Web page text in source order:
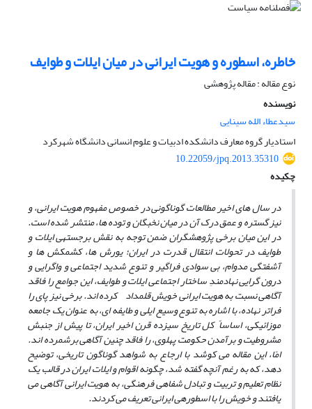
خاطره، اسطوره و هویت ایرانی در میان ایلات و طوایف
نوع مقاله : مقاله پژوهشی
نویسنده
سیدعطاء الله سینایی
استادیار گروه معارف دانشکده ادبیات و علوم انسانی دانشگاه شهرکرد
10.22059/jpq.2013.35310
چکیده
در سال های اخیر مطالعات گوناگونی در خصوص مفهوم هویت ایرانی، و
نیز گستره و عمق درک آن در میان نخبگان و توده ها، منتشر شده است.
در این میان برخی پژوهشگران ضمن توجه به نقش برجسته­ی ایلات و
طوایف در تحولات انتقال قدرت در ایران؛ یورش ها، کشمکش ها و
آشفتگی مدوام، بی سوادی فراگیر و تنوع شدید اجتماعی و واگرایی و
درون گرایی نهادمندِ ساختار اجتماعی ایلات و طوایف، این جوامع را فاقد
آگاهی نسبت به هویت ایرانی خویش قلمداد کرده اند. برخی نیز پای را
فراتر نهاده، با اشاره به تنوع وسیع ایلی و طایفه ای، به عنوان یک جامعه
موزائیکی، اساساً کل تاریخ سیزده قرن اخیر ایران، تا پیش از جنبش
مشروطیت و برآمدن حکومت پهلوی، را فاقد چنین آگاهی برشمرده اند.
امّا، این مقاله می کوشد با ارجاع به شواهد گوناگون تاریخی، توضیح
دهد، که به رغم آنچه گفته شد، چگونه اقوام و ایلات ایران در قالب یک
نظام تعلیم و تربیت و تبادل شفاهی فرهنگی، به هویت ایرانی آگاهی می
یافتند و خویش را با اسطوره­ی ایرانی تعریف می کردند.